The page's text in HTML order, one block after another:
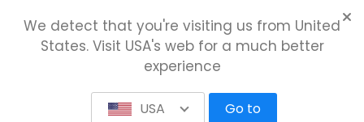
We detect that you're visiting us from United
States. Visit USA's web for a much better
experience
USA Go to